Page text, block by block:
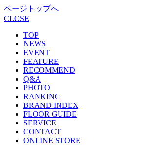
ページトップへ
CLOSE
TOP
NEWS
EVENT
FEATURE
RECOMMEND
Q&A
PHOTO
RANKING
BRAND INDEX
FLOOR GUIDE
SERVICE
CONTACT
ONLINE STORE